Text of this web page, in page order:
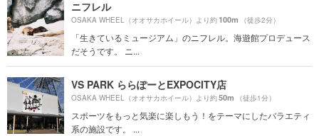
ニフレル
OSAKA WHEEL（オオサカホイール）より約100m （徒歩2分）
「生きているミュージアム」のニフレル。海遊館プロデュース
だそうです。 ニ...
VS PARK ららぽーとEXPOCITY店
OSAKA WHEEL（オオサカホイール）より約50m （徒歩1分）
スポーツをもっと気楽に楽しもう！をテーマにしたバラエティ
系の施設です。 ...